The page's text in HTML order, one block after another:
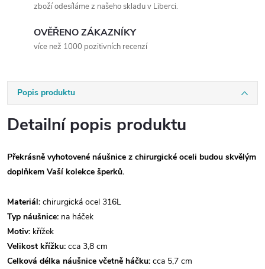
zboží odesíláme z našeho skladu v Liberci.
OVĚŘENO ZÁKAZNÍKY
více než 1000 pozitivních recenzí
Popis produktu
Detailní popis produktu
Překrásně vyhotovené náušnice z chirurgické oceli budou skvělým
doplňkem Vaší kolekce šperků.
Materiál: chirurgická ocel 316L
Typ náušnice: na háček
Motiv: křížek
Velikost křížku: cca 3,8 cm
Celková délka náušnice včetně háčku: cca 5,7 cm